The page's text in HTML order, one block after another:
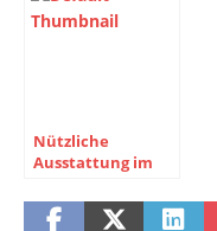
Nützliche
Ausstattung im